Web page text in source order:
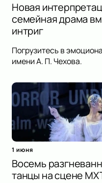
Новая
семейная драма
интриг
Погрузитесь в
имени А. П. Чехова.
1 июня
Восемь
танцы на сцене